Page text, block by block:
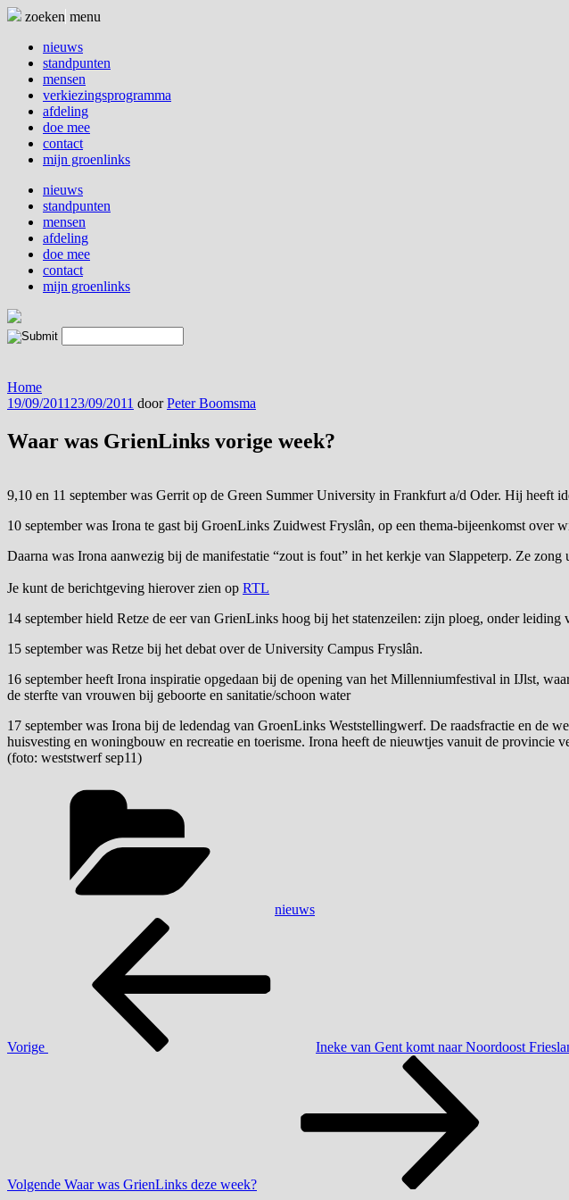
Naar
inhoud
springen
zoeken menu
nieuws
standpunten
mensen
verkiezingsprogramma
afdeling
doe mee
contact
mijn groenlinks
nieuws
standpunten
mensen
afdeling
doe mee
contact
mijn groenlinks
Home
Geplaatst
19/09/2011 23/09/2011 doorPeter Boomsma
Waar was GrienLinks vorige week?
9,10 en 11 september was Gerrit op de Green Summer University in Frankfurt a/d Oder. Hij heeft
10 september was Irona te gast bij GroenLinks Zuidwest Fryslân, op een thema-bijeenkomst
Daarna was Irona aanwezig bij de manifestatie “zout is fout” in het kerkje van Slappeterp. Ze
Je kunt de berichtgeving hierover zien op RTL
14 september hield Retze de eer van GrienLinks hoog bij het statenzeilen: zijn ploeg, onder
15 september was Retze bij het debat over de University Campus Fryslân.
16 september heeft Irona inspiratie opgedaan bij de opening van het Millenniumfestival in IJlst,
de sterfte van vrouwen bij geboorte en sanitatie/schoon water
17 september was Irona bij de ledendag van GroenLinks Weststellingwerf. De raadsfractie en de
huisvesting en woningbouw en recreatie en toerisme. Irona heeft de nieuwtjes vanuit de provincie
(foto: weststwerf sep11)
nieuws
Vorige
Ineke van Gent komt naar Noordoost
Volgende Waar was GrienLinks deze week?